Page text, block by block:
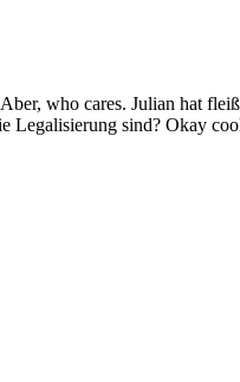
who cares. Julian hat
sind? Okay